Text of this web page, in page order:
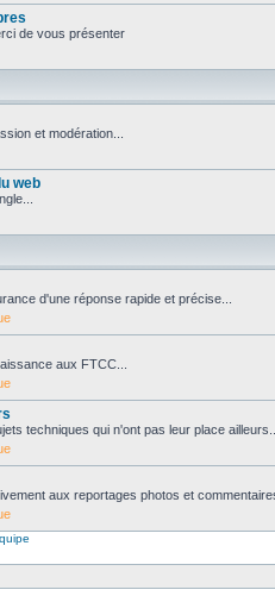
de vous présenter
et modération...
web
d'une réponse rapide et précise...
aux FTCC...
techniques qui n'ont pas leur place
aux reportages photos et